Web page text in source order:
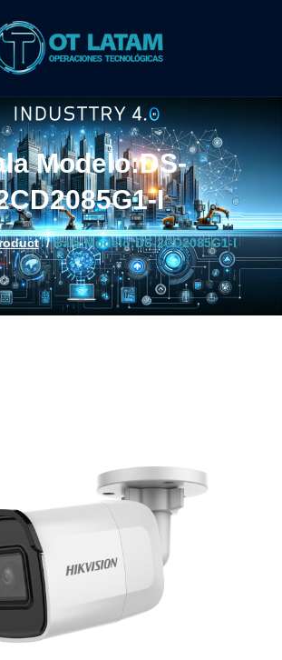
Modelo:DS-
I
/Bala Modelo:DS-2CD2085G1-I